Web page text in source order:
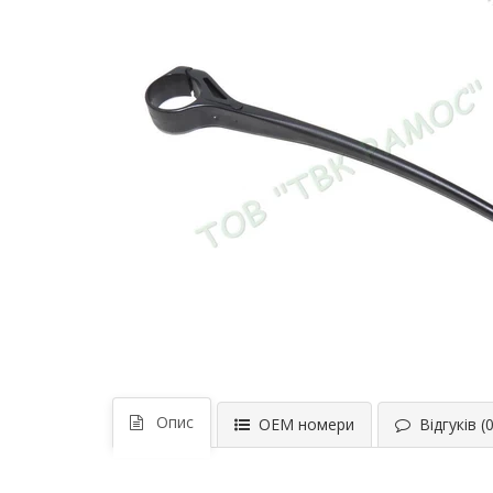
Опис ОЕМ номери Відгуків